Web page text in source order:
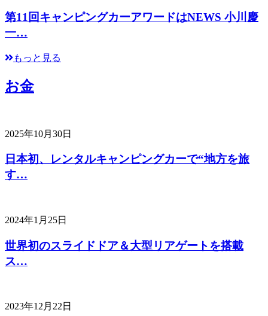
第11回キャンピングカーアワードはNEWS 小川慶
一…
もっと見る
お金
2025年10月30日
日本初、レンタルキャンピングカーで“地方を旅
す…
2024年1月25日
世界初のスライドドア＆大型リアゲートを搭載
ス…
2023年12月22日